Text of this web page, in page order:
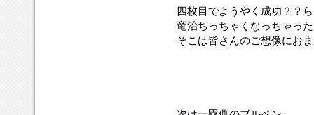
四枚目でようやく成功？？
竜治ちっちゃくなっちゃっ
そこは皆さんのご想像にお